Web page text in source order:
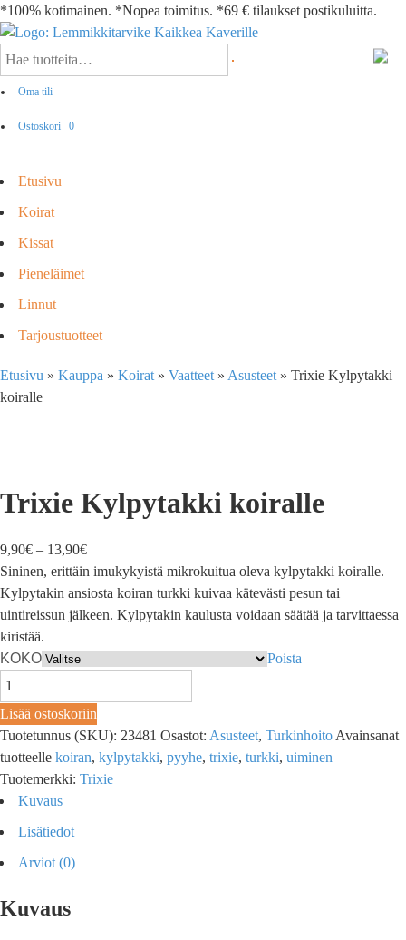
*100% kotimainen. *Nopea toimitus. *69 € tilaukset postikuluitta.
Oma tili
Ostoskori 0
Etusivu
Koirat
Kissat
Pieneläimet
Linnut
Tarjoustuotteet
Etusivu » Kauppa » Koirat » Vaatteet » Asusteet » Trixie Kylpytakki
koiralle
Trixie Kylpytakki koiralle
9,90€ – 13,90€
Sininen, erittäin imukykyistä mikrokuitua oleva kylpytakki koiralle.
Kylpytakin ansiosta koiran turkki kuivaa kätevästi pesun tai
uintireissun jälkeen. Kylpytakin kaulusta voidaan säätää ja tarvittaessa
kiristää.
KOKO
Poista
Lisää ostoskoriin
Tuotetunnus (SKU): 23481 Osastot: Asusteet, Turkinhoito Avainsanat
tuotteelle koiran, kylpytakki, pyyhe, trixie, turkki, uiminen
Tuotemerkki: Trixie
Kuvaus
Lisätiedot
Arviot (0)
Kuvaus